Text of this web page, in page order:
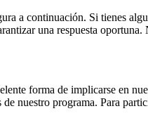
a continuación. Si tienes
una respuesta
forma de implicarse en
nuestro programa. Para